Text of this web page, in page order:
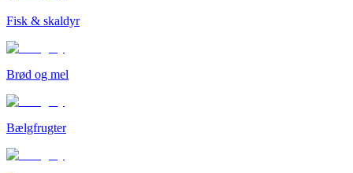
Fisk & skaldyr
Brød og mel
Bælgfrugter